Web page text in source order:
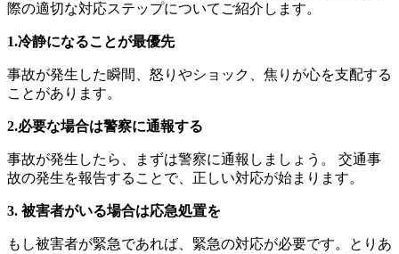
際の適切な対応ステップについてご紹介します。
1.冷静になることが最優先
事故が発生した瞬間、怒りやショック、焦りが心を支配する
ことがあります。
2.必要な場合は警察に通報する
事故が発生したら、まずは警察に通報しましょう。 交通事
故の発生を報告することで、正しい対応が始まります。
3. 被害者がいる場合は応急処置を
もし被害者が緊急であれば、緊急の対応が必要です。とりあ